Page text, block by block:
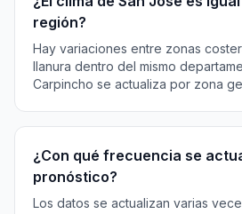
región?
Hay variaciones entre zonas
llanura dentro del mismo
Carpincho se actualiza por zona
¿Con qué frecuencia se
pronóstico?
Los datos se actualizan varias